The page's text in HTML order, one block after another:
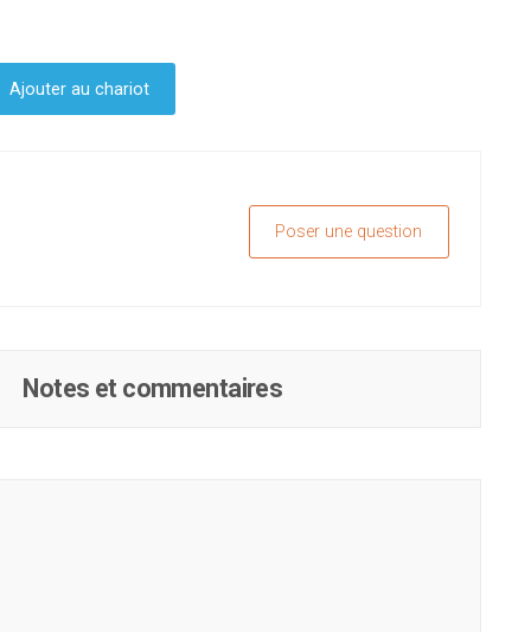
Ajouter au chariot
Poser une question
Notes et commentaires